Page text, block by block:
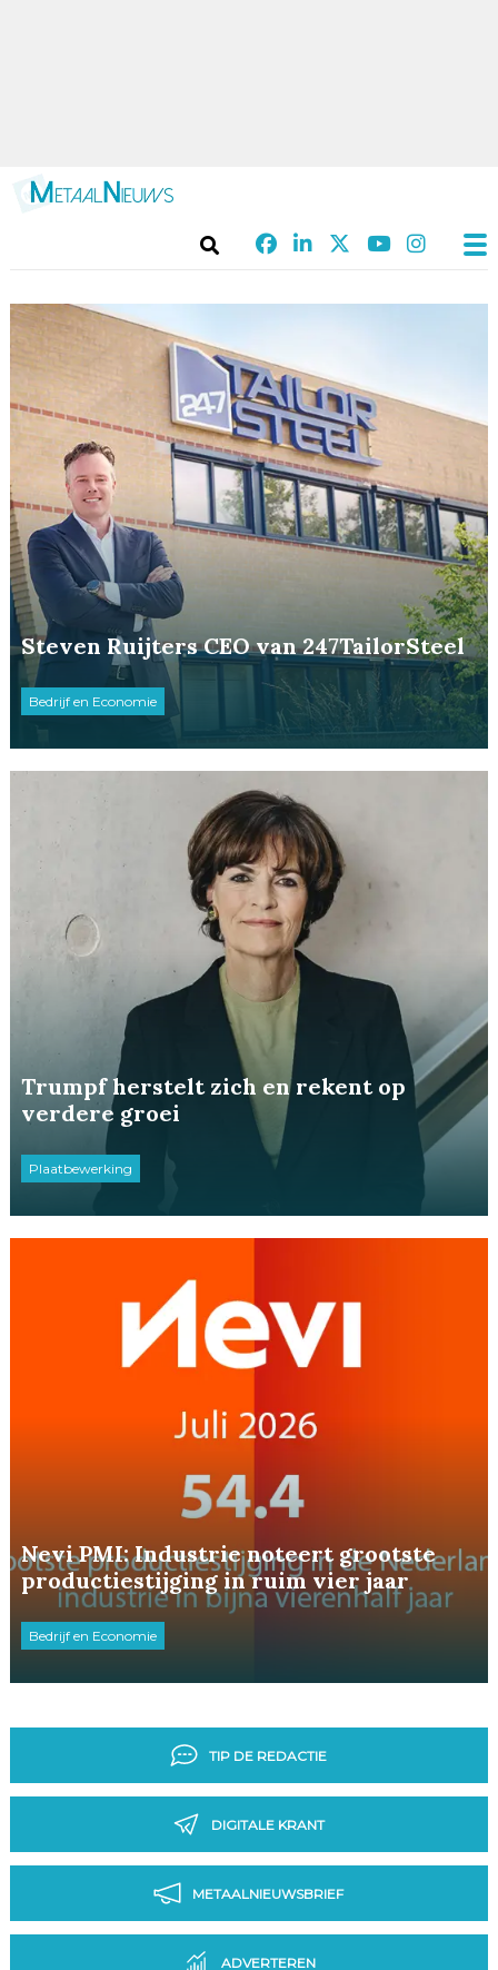
Steven Ruijters CEO van 247TailorSteel
Bedrijf en Economie
Trumpf herstelt zich en rekent op
verdere groei
Plaatbewerking
Nevi PMI: Industrie noteert grootste
productiestijging in ruim vier jaar
Bedrijf en Economie
TIP DE REDACTIE
DIGITALE KRANT
METAALNIEUWSBRIEF
ADVERTEREN